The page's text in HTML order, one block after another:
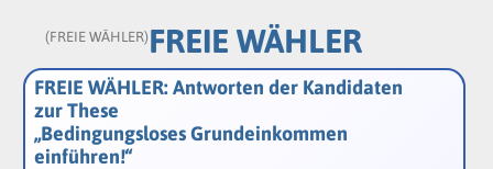
FREIE WÄHLER
(FREIE WÄHLER)
FREIE WÄHLER: Antworten der Kandidaten
zur These
„Bedingungsloses Grundeinkommen
einführen!“